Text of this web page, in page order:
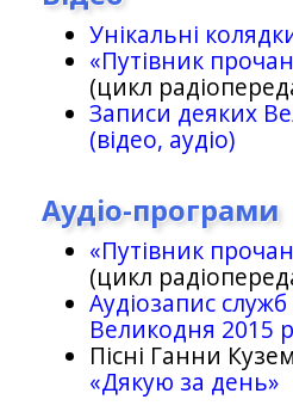
Унікальні
«Путівник
(цикл
Записи деяких
(відео, аудіо)
Аудіо-програми
«Путівник
(цикл
Аудіозапис
Великодня 2015
Пісні Ганни
«Дякую за день»